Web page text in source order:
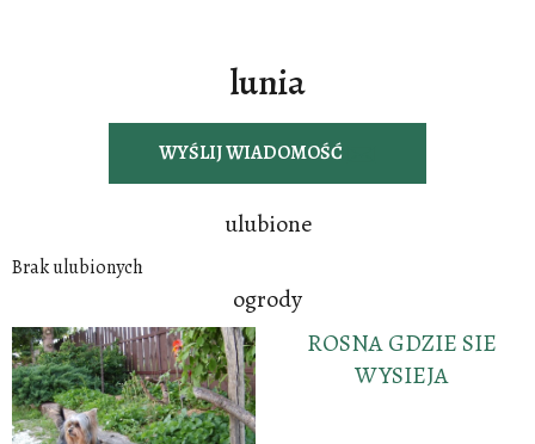
lunia
WYŚLIJ WIADOMOŚĆ
ulubione
Brak ulubionych
ogrody
ROSNA GDZIE SIE
WYSIEJA